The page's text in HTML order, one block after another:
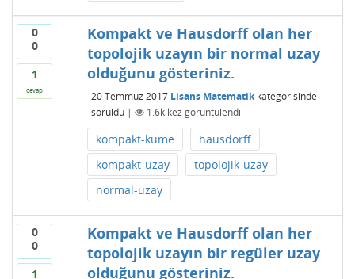
0
0
1
cevap
Kompakt ve Hausdorff olan her
topolojik uzayın bir normal uzay
olduğunu gösteriniz.
20 Temmuz 2017 Lisans Matematikkategorisinde
soruldu | 1.6kkez görüntülendi
kompakt-küme
hausdorff
kompakt-uzay
topolojik-uzay
normal-uzay
0
0
1
Kompakt ve Hausdorff olan her
topolojik uzayın bir regüler uzay
olduğunu gösteriniz.